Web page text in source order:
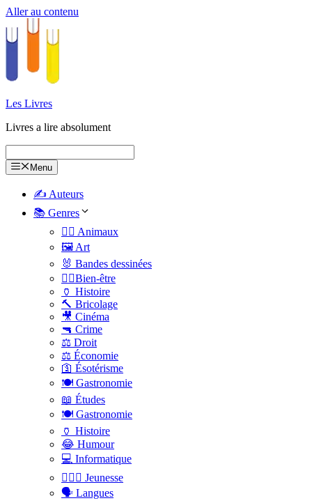
Aller au contenu
Les Livres
Livres a lire absolument
Menu
✍️ Auteurs
📚 Genres
🐕‍🦺 Animaux
🖼️ Art
🐰 Bandes dessinées
🧑‍⚕️Bien-être
🏺 Histoire
🔨 Bricolage
🎥 Cinéma
🔫 Crime
⚖️ Droit
⚖️ Économie
🛐 Ésotérisme
🍽️ Gastronomie
📖 Études
🍽️ Gastronomie
🏺 Histoire
😂 Humour
💻 Informatique
🤸🏽‍♀️ Jeunesse
🗣 Langues